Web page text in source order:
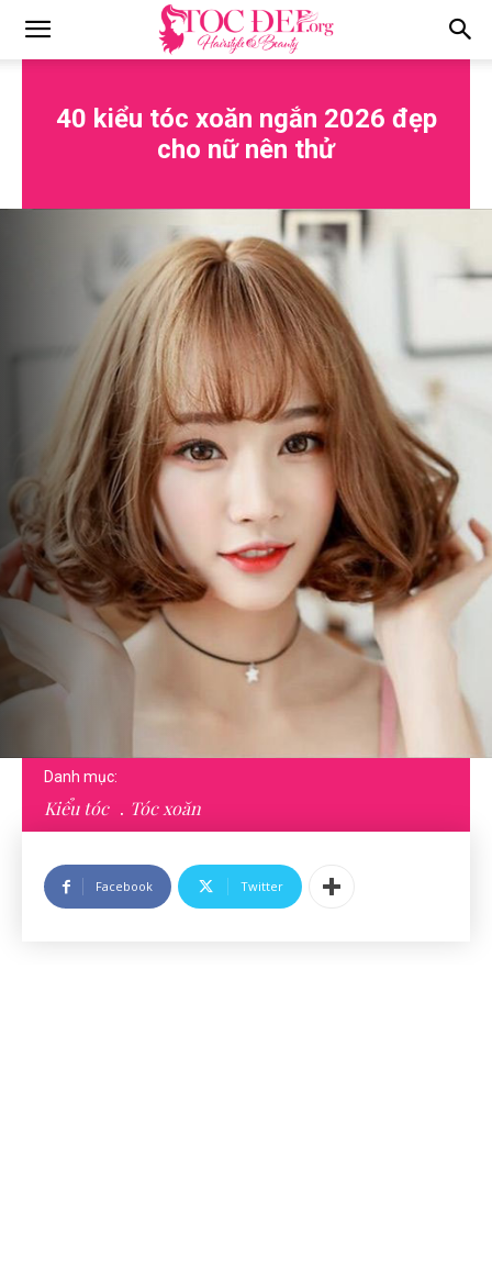
40 kiểu tóc xoăn ngắn 2026 đẹp
cho nữ nên thử
Danh mục:
Kiểu tóc Tóc xoăn
Facebook Twitter